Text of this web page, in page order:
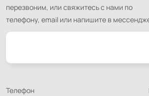
перезвоним, или свяжитесь с нами по
телефону, email или напишите в
Телефон